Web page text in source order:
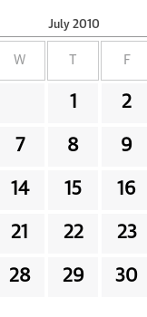
July 2010
W F
1 2
7 8 9
14 15 16
21 22 23
28 29 30